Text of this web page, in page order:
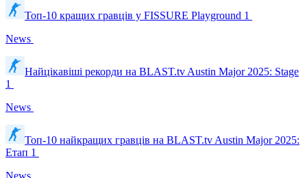
Топ-10 кращих гравців у FISSURE Playground 1
News
Найцікавіші рекорди на BLAST.tv Austin Major 2025: Stage
1
News
Топ-10 найкращих гравців на BLAST.tv Austin Major 2025:
Етап 1